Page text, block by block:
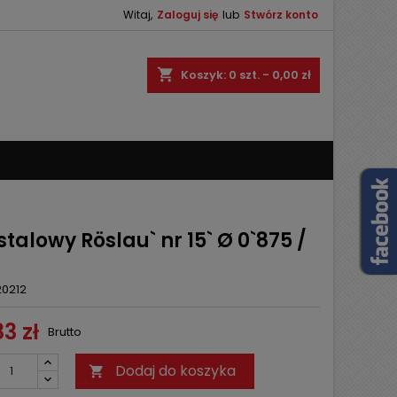
Witaj, Zaloguj się lub Stwórz konto
shopping_cart Koszyk: 0 szt. - 0,00 zł
Röslau` nr 15` Ø 0`875 /
zł Brutto
 Dodaj do koszyka